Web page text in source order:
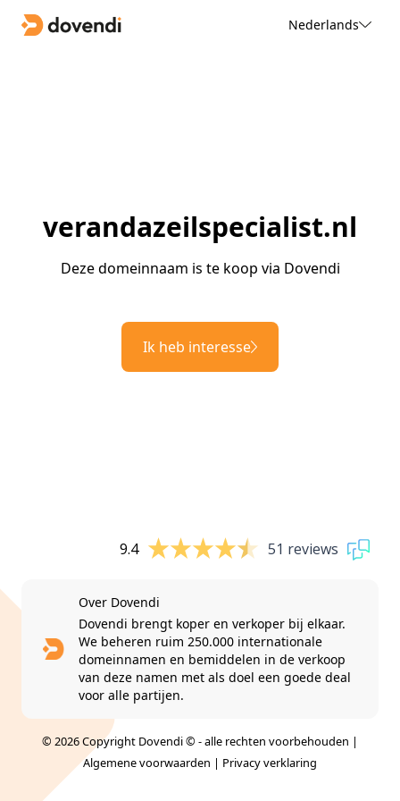
Nederlands
verandazeilspecialist.nl
Deze domeinnaam is te koop via Dovendi
Ik heb interesse
9.4 51 reviews
Over Dovendi
Dovendi brengt koper en verkoper bij elkaar.
We beheren ruim 250.000 internationale
domeinnamen en bemiddelen in de verkoop
van deze namen met als doel een goede deal
voor alle partijen.
© 2026 Copyright Dovendi © - alle rechten voorbehouden |
Algemene voorwaarden | Privacy verklaring